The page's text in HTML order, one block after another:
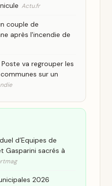
Actu.fr
couple de
après l'incendie de
va regrouper les
sur un
d’Equipes de
Gasparini sacrés à
2026